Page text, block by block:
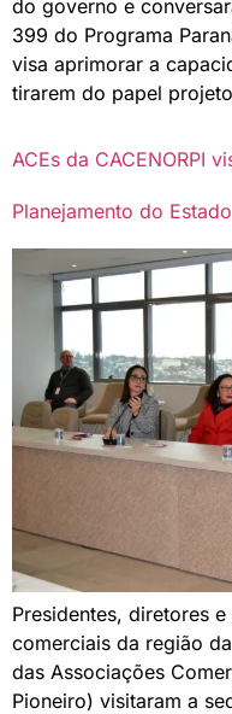
do governo e
399 do Programa
visa aprimorar a
tirarem do papel
ACEs da CACENORPI
Planejamento do Estado
Presidentes, diretores
comerciais da região
das Associações
Pioneiro) visitaram a